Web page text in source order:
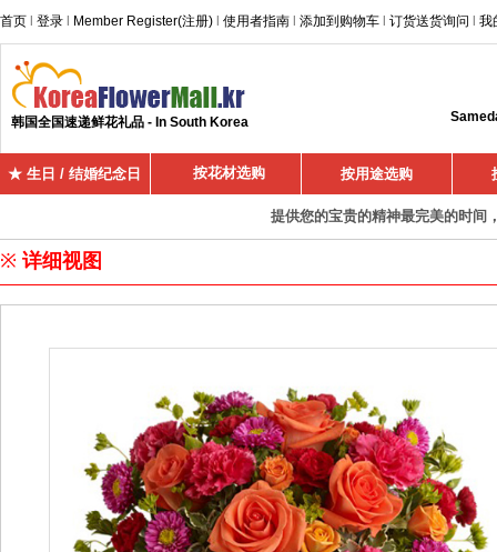
首页 登录 Member Register(注册) 使用者指南 添加到购物车 订货送货询问 我
韩国全国速递鲜花礼品 - In South Korea
★ 生日 / 结婚纪念日 按花材选购 按用途选购
提供您的宝贵的精神最完美的时间
※ 详细视图